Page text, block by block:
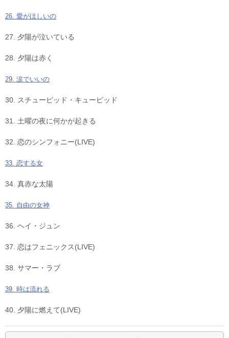
26. 愛がほしいの
27. 夕陽が泣いている
28. 夕陽は赤く
29. 涙でいいの
30. スチューピッド・キューピッド
31. 土曜の夜に何かが起きる
32. 恋のシンフォニー(LIVE)
33. 恋する女
34. 真赤な太陽
35. 自由の女神
36. ヘイ・ジュン
37. 恋はフェニックス(LIVE)
38. サマー・ラブ
39. 時は流れる
40. 夕陽に燃えて(LIVE)